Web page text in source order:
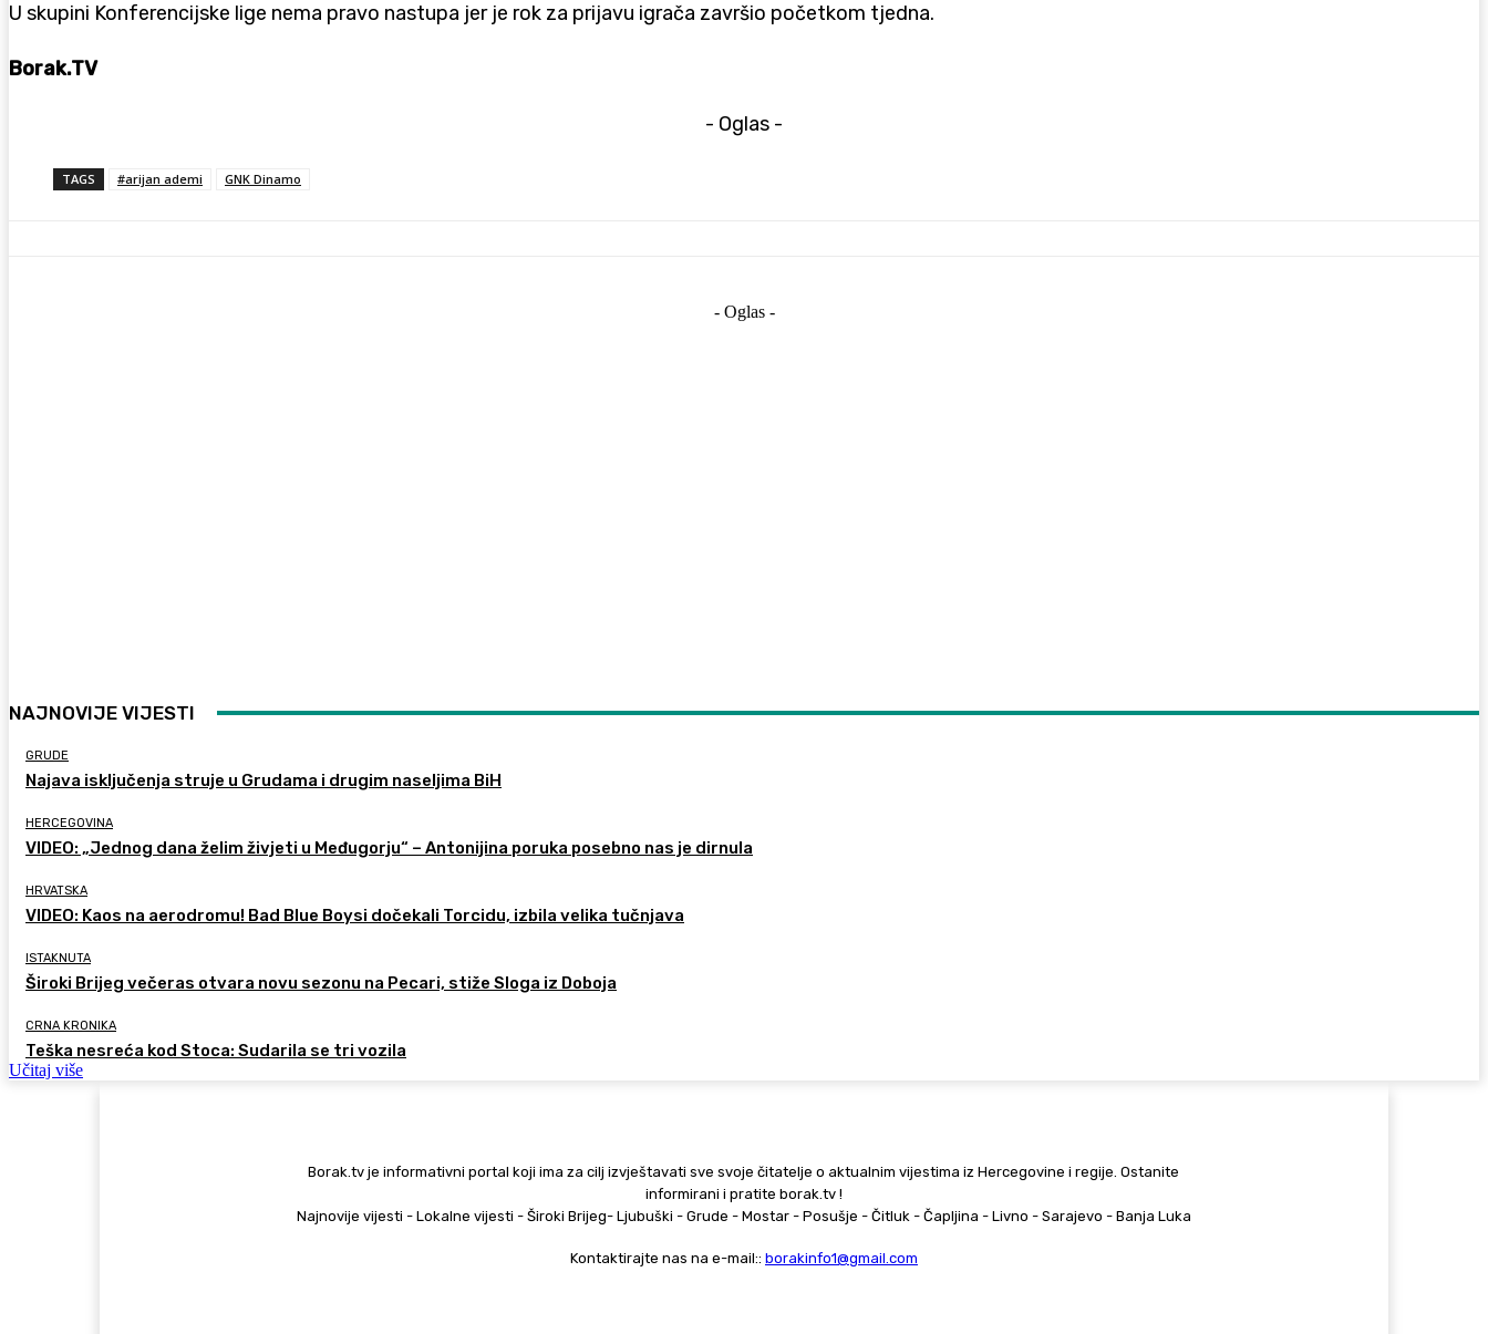
U skupini Konferencijske lige nema pravo nastupa jer je rok za prijavu igrača završio početkom tjedna.
Borak.TV
- Oglas -
TAGS #arijan ademi GNK Dinamo
- Oglas -
NAJNOVIJE VIJESTI
GRUDE
Najava isključenja struje u Grudama i drugim naseljima BiH
HERCEGOVINA
VIDEO: „Jednog dana želim živjeti u Međugorju“ – Antonijina poruka posebno nas je dirnula
HRVATSKA
VIDEO: Kaos na aerodromu! Bad Blue Boysi dočekali Torcidu, izbila velika tučnjava
ISTAKNUTA
Široki Brijeg večeras otvara novu sezonu na Pecari, stiže Sloga iz Doboja
CRNA KRONIKA
Teška nesreća kod Stoca: Sudarila se tri vozila
Učitaj više
Borak.tv je informativni portal koji ima za cilj izvještavati sve svoje čitatelje o aktualnim vijestima iz Hercegovine i regije. Ostanite
informirani i pratite borak.tv !
Najnovije vijesti - Lokalne vijesti - Široki Brijeg- Ljubuški - Grude - Mostar - Posušje - Čitluk - Čapljina - Livno - Sarajevo - Banja Luka
Kontaktirajte nas na e-mail:: borakinfo1@gmail.com